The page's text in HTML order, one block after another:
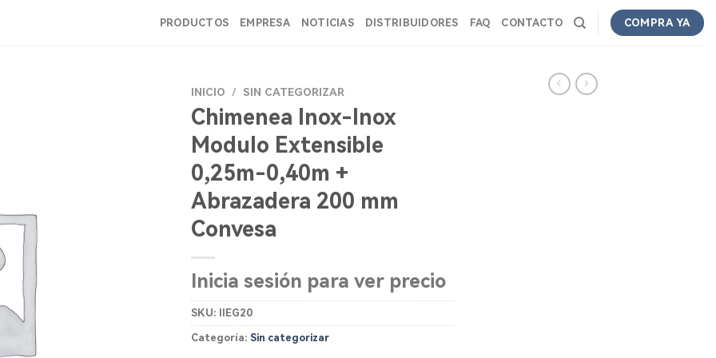
PRODUCTOS EMPRESA NOTICIAS DISTRIBUIDORES FAQ CONTACTO COMPRA YA
INICIO / SIN CATEGORIZAR
Chimenea Inox-Inox
Modulo Extensible
0,25m-0,40m +
Abrazadera 200 mm
Convesa
Inicia sesión para ver precio
SKU: IIEG20
Categoría: Sin categorizar